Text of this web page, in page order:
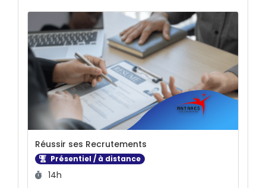
Réussir ses Recrutements
Présentiel / à distance
Durée :
14h